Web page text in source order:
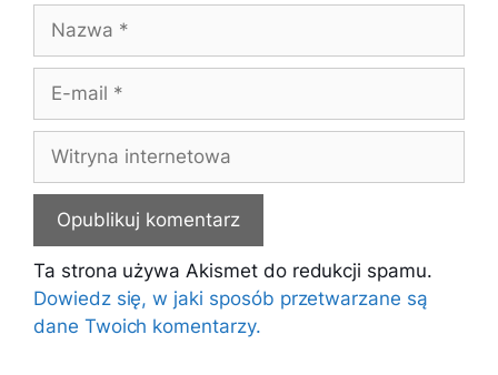
Nazwa
Witryna
internetowa
Ta strona używa Akismet do redukcji spamu.
Dowiedz się, w jaki sposób przetwarzane są
dane Twoich komentarzy.